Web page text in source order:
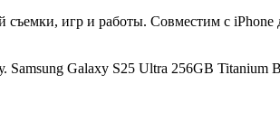
игр и работы. Совместим с
Samsung Galaxy S25 Ultra 256GB